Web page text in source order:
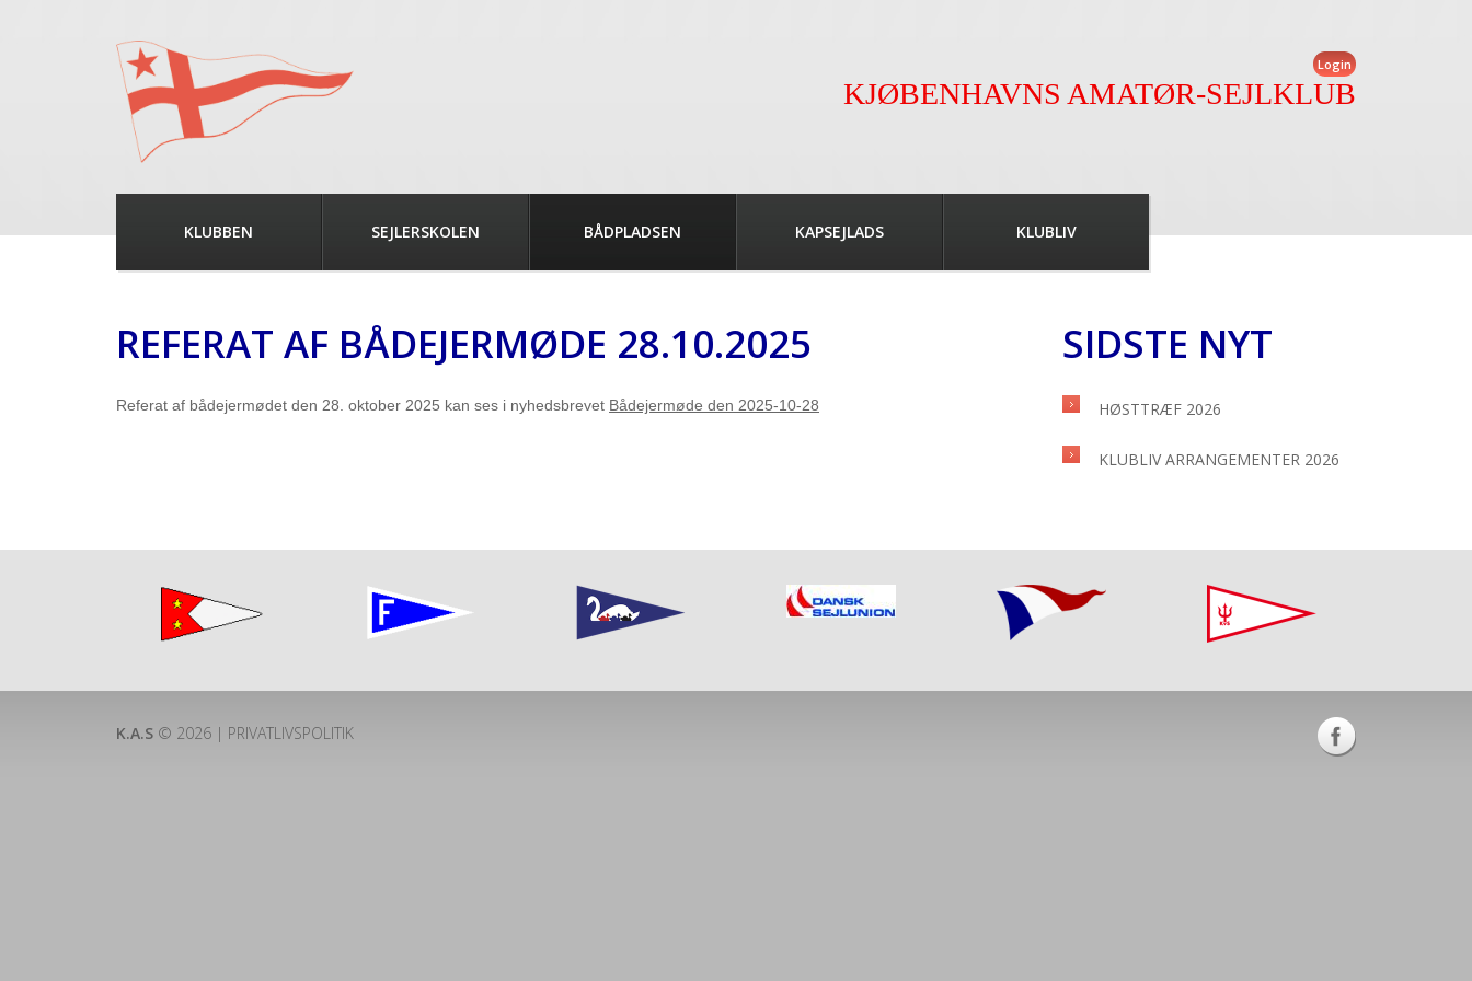
Login
KJØBENHAVNS AMATØR-SEJLKLUB
KLUBBEN SEJLERSKOLEN BÅDPLADSEN KAPSEJLADS KLUBLIV
SIDSTE NYT
HØSTTRÆF 2026
KLUBLIV ARRANGEMENTER 2026
REFERAT AF BÅDEJERMØDE 28.10.2025
Referat af bådejermødet den 28. oktober 2025 kan ses i nyhedsbrevet Bådejermøde den 2025-10-28
K.A.S © 2026 | PRIVATLIVSPOLITIK